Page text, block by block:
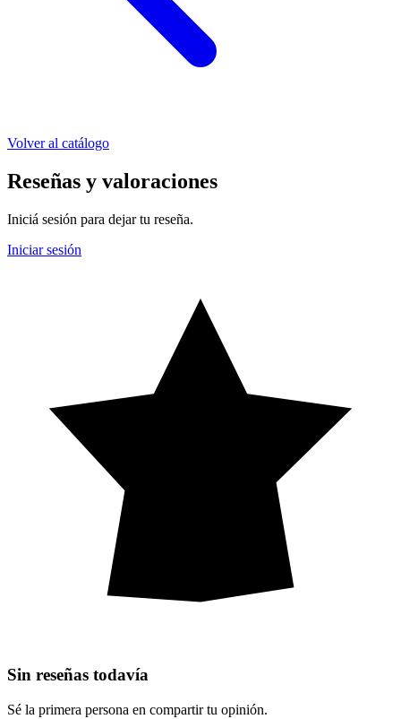
Volver al catálogo
Reseñas y valoraciones
Iniciá sesión para dejar tu reseña.
Iniciar sesión
Sin reseñas todavía
Sé la primera persona en compartir tu opinión.